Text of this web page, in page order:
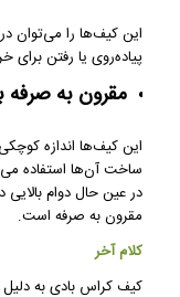
این کیف‌ها را می‌توان
پیاده‌روی یا رفتن برای
مقرون به صرفه
این کیف‌ها اندازه
ساخت آن‌ها استفاده
در عین حال دوام بالایی
مقرون به صرفه است.
کلام آخر
کیف کراس بادی به دلیل